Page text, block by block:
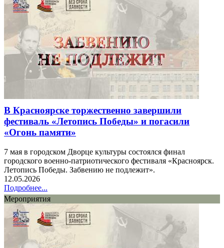
В Красноярске торжественно завершили
фестиваль «Летопись Победы» и погасили
«Огонь памяти»
7 мая в городском Дворце культуры состоялся финал
городского военно-патриотического фестиваля «Красноярск.
Летопись Победы. Забвению не подлежит».
12.05.2026
Подробнее...
Мероприятия